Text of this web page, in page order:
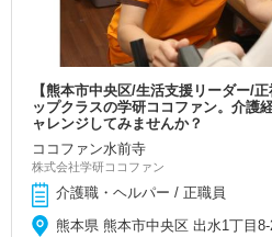
【熊本市中央区/生活支援リーダー/
ップクラスの学研ココファン。介護
ャレンジしてみませんか？
ココファン水前寺
株式会社学研ココファン
介護職・ヘルパー / 正職員
熊本県 熊本市中央区 出水1丁目